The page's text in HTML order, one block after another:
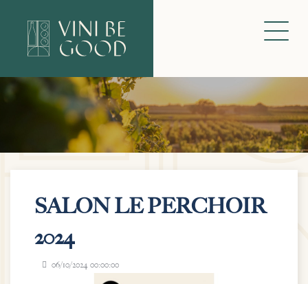
SALON LE PERCHOIR
2024
06/10/2024 00:00:00